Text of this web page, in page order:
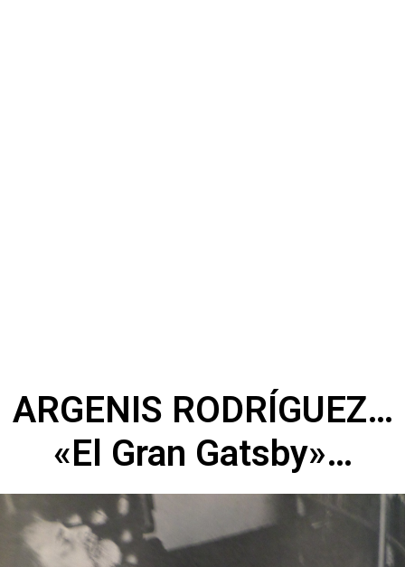
ARGENIS RODRÍGUEZ…
«El Gran Gatsby»…